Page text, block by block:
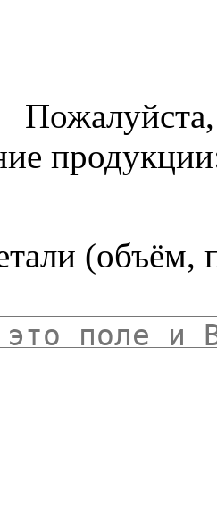
Пожалуйста,
(объём,